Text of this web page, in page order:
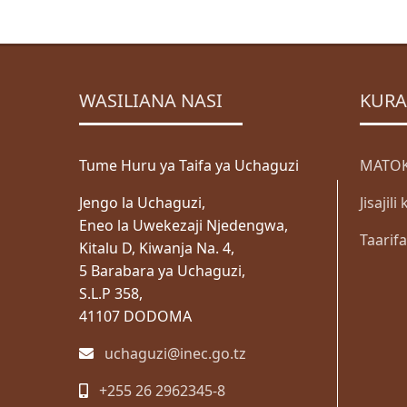
WASILIANA NASI
Tume Huru ya Taifa ya Uchaguzi
Jengo la Uchaguzi,
Eneo la Uwekezaji Njedengwa,
Kitalu D, Kiwanja Na. 4,
5 Barabara ya Uchaguzi,
S.L.P 358,
41107 DODOMA
uchaguzi@inec.go.tz
+255 26 2962345-8
Jisajili